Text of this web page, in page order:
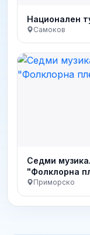
Национален
Самоков
Седми
"Фолклорна
Приморско